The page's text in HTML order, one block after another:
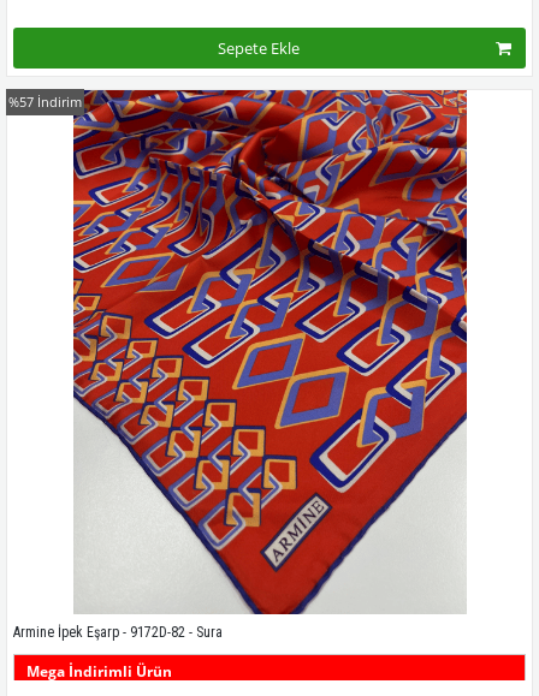
Kampanyadaki tüm modelleri görmek için buraya tıkla
Sepete Ekle
Armine İpek Eşarp - 9172D-82 - Sura
Mega İndirimli Ürün
%57 İndirim